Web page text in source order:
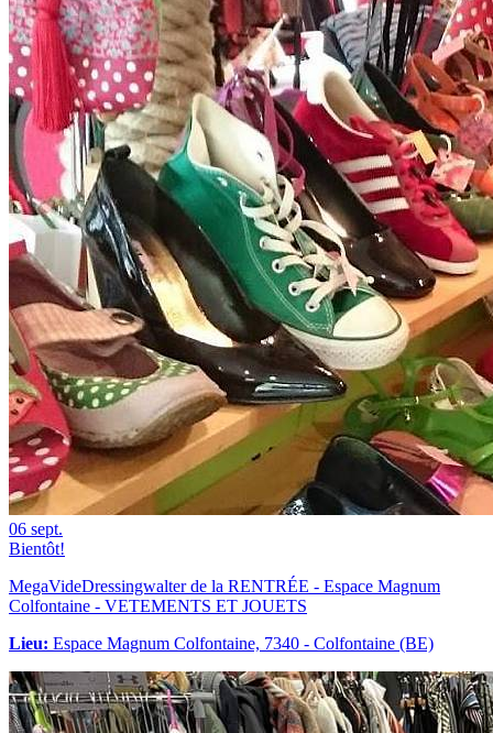
06 sept.
Bientôt!
MegaVideDressingwalter de la RENTRÉE - Espace Magnum
Colfontaine - VETEMENTS ET JOUETS
Lieu: Espace Magnum Colfontaine, 7340 - Colfontaine (BE)